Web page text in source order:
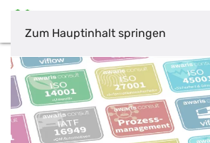
Zum Hauptinhalt springen